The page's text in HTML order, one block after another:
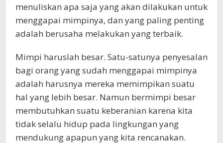
menuliskan apa saja yang akan dilakukan untuk
menggapai mimpinya, dan yang paling penting
adalah berusaha melakukan yang terbaik.
Mimpi haruslah besar. Satu-satunya penyesalan
bagi orang yang sudah menggapai mimpinya
adalah harusnya mereka memimpikan suatu
hal yang lebih besar. Namun bermimpi besar
membutuhkan suatu keberanian karena kita
tidak selalu hidup pada lingkungan yang
mendukung apapun yang kita rencanakan.